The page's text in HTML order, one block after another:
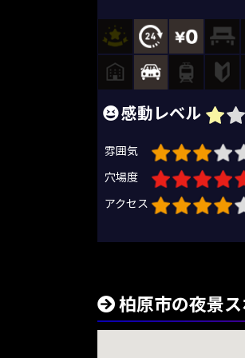
感動レベル
雰囲気
穴場度
アクセス
柏原市の夜景